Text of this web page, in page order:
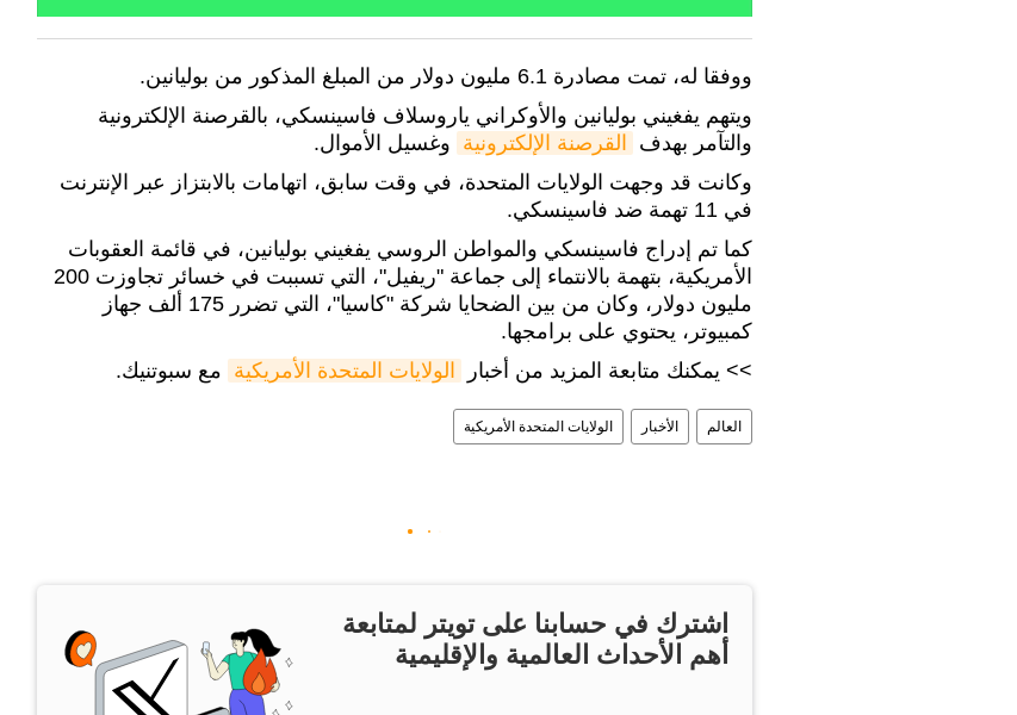
ووفقا له، تمت مصادرة 6.1 مليون دولار من المبلغ المذكور من بوليانين.
ويتهم يفغيني بوليانين والأوكراني ياروسلاف فاسينسكي، بالقرصنة الإلكترونية
والتآمر بهدف
القرصنة الإلكترونية وغسيل الأموال.
وكانت قد وجهت الولايات المتحدة، في وقت سابق، اتهامات بالابتزاز عبر الإنترنت
في 11 تهمة ضد فاسينسكي.
كما تم إدراج فاسينسكي والمواطن الروسي يفغيني بوليانين، في قائمة العقوبات
الأمريكية، بتهمة بالانتماء إلى جماعة "ريفيل"، التي تسببت في خسائر تجاوزت 200
مليون دولار، وكان من بين الضحايا شركة "كاسيا"، التي تضرر 175 ألف جهاز
كمبيوتر، يحتوي على برامجها.
>> يمكنك متابعة المزيد من أخبار
الولايات المتحدة الأمريكية مع سبوتنيك.
العالم الأخبار الولايات المتحدة الأمريكية
اشترك في حسابنا على تويتر لمتابعة
أهم الأحداث العالمية والإقليمية